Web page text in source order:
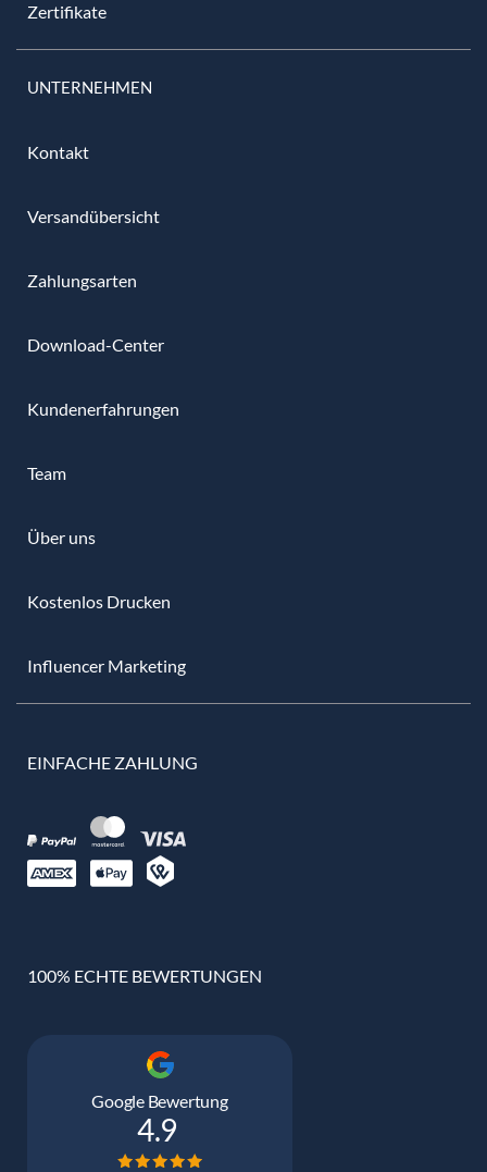
Zertifikate
UNTERNEHMEN
Kontakt
Versandübersicht
Zahlungsarten
Download-Center
Kundenerfahrungen
Team
Über uns
Kostenlos Drucken
Influencer Marketing
EINFACHE ZAHLUNG
100% ECHTE BEWERTUNGEN
Google Bewertung
4.9